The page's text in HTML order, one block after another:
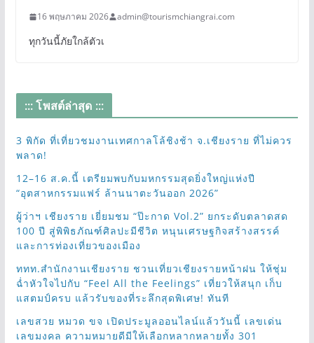
16 พฤษภาคม 2026 admin@tourismchiangrai.com
ทุกวันนี้ภัยใกล้ตัวเ
::: โพสต์ล่าสุด :::
3 พิกัด ที่เที่ยวชมงานเทศกาลโล้ชิงช้า จ.เชียงราย ที่ไม่ควร
พลาด!
12–16 ส.ค.นี้ เตรียมพบกับมหกรรมสุดยิ่งใหญ่แห่งปี
“อุตสาหกรรมแฟร์ ล้านนาตะวันออก 2026”
ผู้ว่าฯ เชียงราย เยี่ยมชม “ป๊ะกาด Vol.2” ยกระดับตลาดสด
100 ปี สู่พิพิธภัณฑ์ศิลปะมีชีวิต หนุนเศรษฐกิจสร้างสรรค์
และการท่องเที่ยวของเมือง
ททท.สำนักงานเชียงราย ชวนเที่ยวเชียงรายหน้าฝน ให้ชุ่ม
ฉ่ำหัวใจไปกับ “Feel All the Feelings” เที่ยวให้สนุก เก็บ
แสตมป์ครบ แล้วรับของที่ระลึกสุดพิเศษ! ทันที
เลขสวย หมวด ขจ เปิดประมูลออนไลน์แล้ววันนี้ เลขเด่น
เลขมงคล ความหมายดีมีให้เลือกหลากหลายทั้ง 301